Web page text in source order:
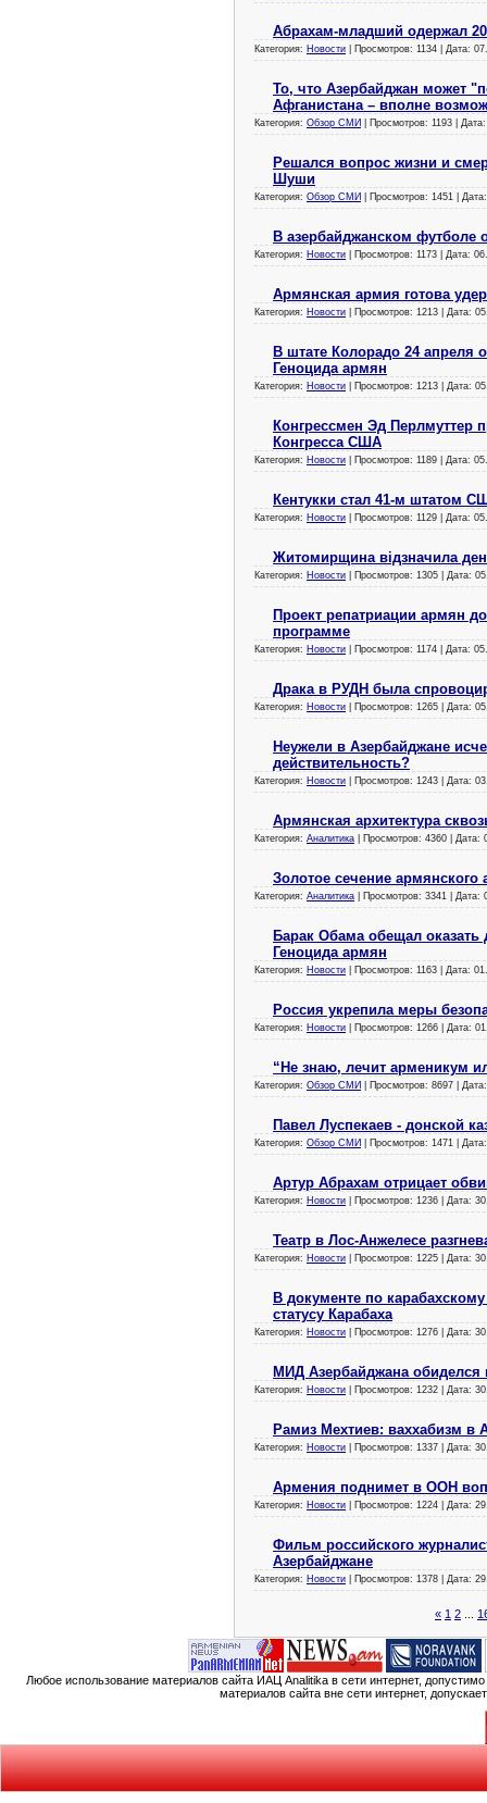
Абрахам-младший одержал
Категория: Новости | Просмотров: 1134 | Дата:
То, что Азербайджан может
Афганистана – вполне
Категория: Обзор СМИ | Просмотров: 1193 |
Решался вопрос жизни и
Шуши
Категория: Обзор СМИ | Просмотров: 1451 |
В азербайджанском футболе
Категория: Новости | Просмотров: 1173 | Дата:
Армянская армия готова
Категория: Новости | Просмотров: 1213 | Дата:
В штате Колорадо 24 апреля
Геноцида армян
Категория: Новости | Просмотров: 1213 | Дата:
Конгрессмен Эд Перлмуттер
Конгресса США
Категория: Новости | Просмотров: 1189 | Дата:
Кентукки стал 41-м штатом
Категория: Новости | Просмотров: 1129 | Дата:
Житомирщина відзначила
Категория: Новости | Просмотров: 1305 | Дата:
Проект репатриации армян
программе
Категория: Новости | Просмотров: 1174 | Дата:
Драка в РУДН была
Категория: Новости | Просмотров: 1265 | Дата:
Неужели в Азербайджане
действительность?
Категория: Новости | Просмотров: 1243 | Дата:
Армянская архитектура
Категория: Аналитика | Просмотров: 4360 | Дата:
Золотое сечение армянского
Категория: Аналитика | Просмотров: 3341 | Дата:
Барак Обама обещал
Геноцида армян
Категория: Новости | Просмотров: 1163 | Дата:
Россия укрепила меры
Категория: Новости | Просмотров: 1266 | Дата:
“Не знаю, лечит арменикум
Категория: Обзор СМИ | Просмотров: 8697 |
Павел Луспекаев - донской
Категория: Обзор СМИ | Просмотров: 1471 |
Артур Абрахам отрицает
Категория: Новости | Просмотров: 1236 | Дата:
Театр в Лос-Анжелесе
Категория: Новости | Просмотров: 1225 | Дата:
В документе по
статусу Карабаха
Категория: Новости | Просмотров: 1276 | Дата:
МИД Азербайджана обиделся
Категория: Новости | Просмотров: 1232 | Дата:
Рамиз Мехтиев: ваххабизм в
Категория: Новости | Просмотров: 1337 | Дата:
Армения поднимет в ООН
Категория: Новости | Просмотров: 1224 | Дата:
Фильм российского
Азербайджане
Категория: Новости | Просмотров: 1378 | Дата:
« 1 2
Любое использование материалов сайта ИАЦ Analitika в сети интернет,
материалов сайта вне сети интернет,